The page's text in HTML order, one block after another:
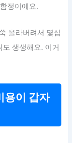
정이에요.
올라버려서 몇십
생생해요. 이거
용이 갑자